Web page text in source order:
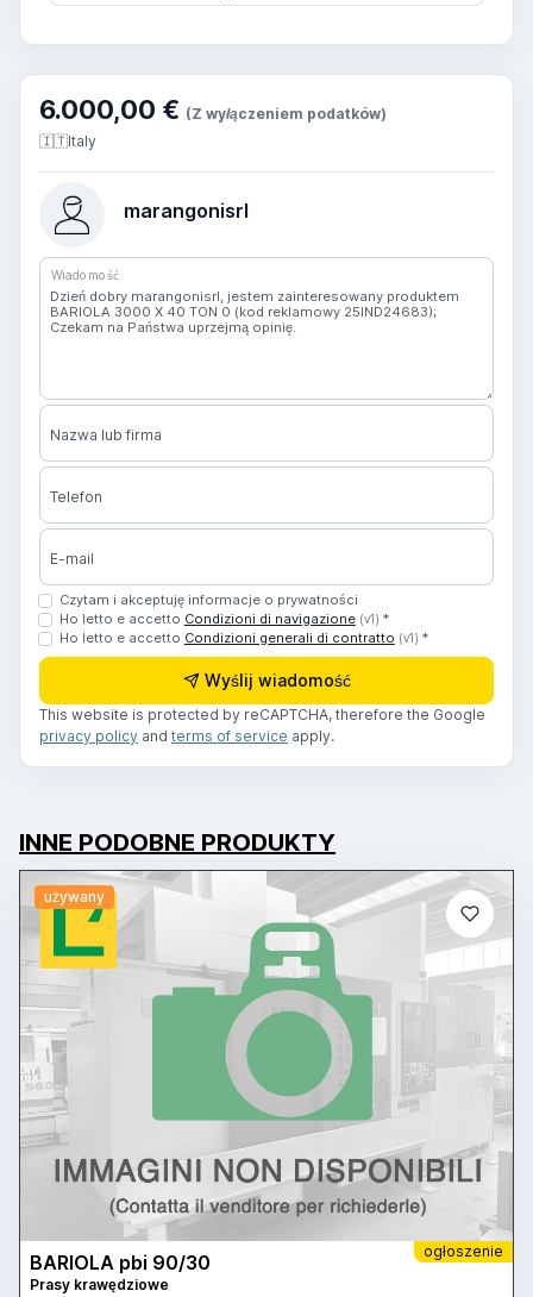
6.000,00 € (Z wyłączeniem podatków)
🇮🇹Italy
marangonisrl
Wiadomość
Nazwa lub firma
Telefon
E-mail
Czytam i akceptuję informacje o prywatności
Ho letto e accetto Condizioni di navigazione (v1) *
Ho letto e accetto Condizioni generali di contratto (v1) *
Wyślij wiadomość
This website is protected by reCAPTCHA, therefore the Google
privacy policy and terms of service apply.
INNE PODOBNE PRODUKTY
używany
ogłoszenie
BARIOLA pbi 90/30
Prasy krawędziowe